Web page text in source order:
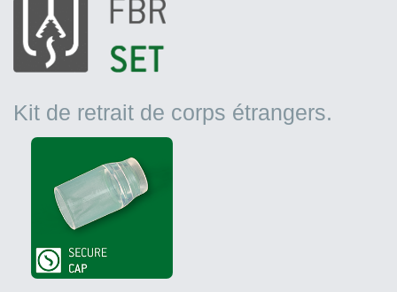
Kit de retrait de corps étrangers.